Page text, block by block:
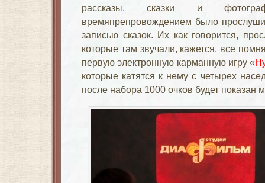
рассказы, сказки и
времяпрепровождением было
записью сказок. Их как говорится,
которые там звучали, кажется, все
первую электронную карманную игру «
которые катятся к нему с четырех
после набора 1000 очков будет показан